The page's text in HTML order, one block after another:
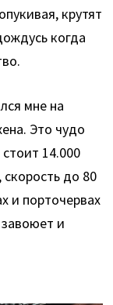
крутят
когда
мне на
Это чудо
14.000
до 80
и порточервах
и